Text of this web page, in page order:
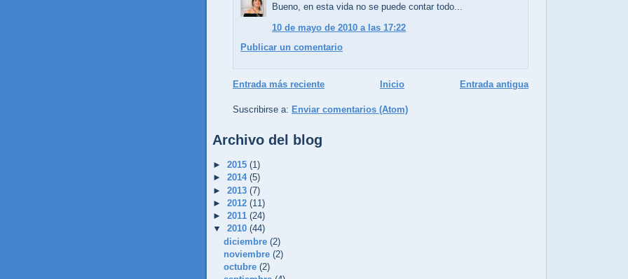
Bueno, en esta vida no se puede contar todo...
10 de mayo de 2010 a las 17:22
Publicar un comentario
Entrada más reciente Entrada antigua
Inicio
Suscribirse a: Enviar comentarios (Atom)
Archivo del blog
► 2015 (1)
► 2014 (5)
► 2013 (7)
► 2012 (11)
► 2011 (24)
▼ 2010 (44)
diciembre (2)
noviembre (2)
octubre (2)